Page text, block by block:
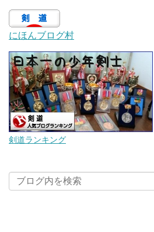
にほんブログ村
剣道ランキング